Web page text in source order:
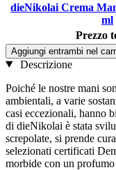
dieNikolai Crema
ml
Prezzo
Aggiungi entrambi nel
Descrizione
Poiché le nostre mani
ambientali, a varie
casi eccezionali, hanno
di dieNikolai è stata
screpolate, si prende
selezionati certificati
morbide con un